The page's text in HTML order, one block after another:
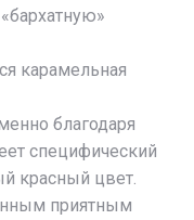
карамельная
благодаря
специфический
красный цвет.
приятным